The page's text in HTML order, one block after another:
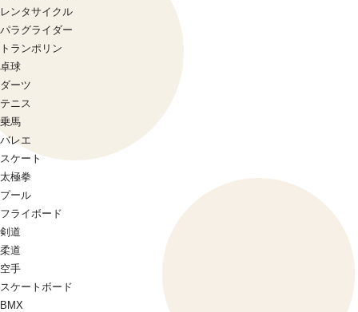
レンタサイクル
パラグライダー
トランポリン
卓球
ダーツ
テニス
乗馬
バレエ
スケート
太極拳
プール
フライボード
剣道
柔道
空手
スケートボード
BMX